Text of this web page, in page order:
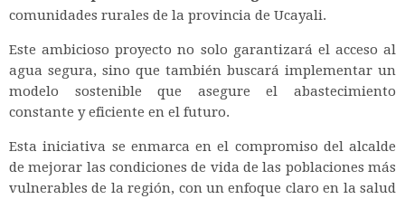
comunidades rurales de la provincia de Ucayali.
Este ambicioso proyecto no solo garantizará el acceso al
agua segura, sino que también buscará implementar un
modelo sostenible que asegure el abastecimiento
constante y eficiente en el futuro.
Esta iniciativa se enmarca en el compromiso del alcalde
de mejorar las condiciones de vida de las poblaciones más
vulnerables de la región, con un enfoque claro en la salud